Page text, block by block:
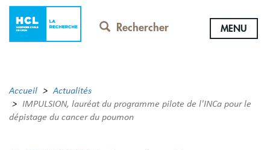
Aller
contenu
Rechercher MENU
Accueil
Actualités
IMPULSION, lauréat du programme pilote de l'INCa pour le
dépistage du cancer du poumon